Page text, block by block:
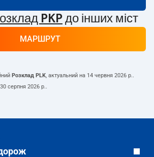
PKP до інших міст
МАРШРУТ
Розклад PLK, актуальний на 14 червня 2026 р..
30 серпня 2026 р..